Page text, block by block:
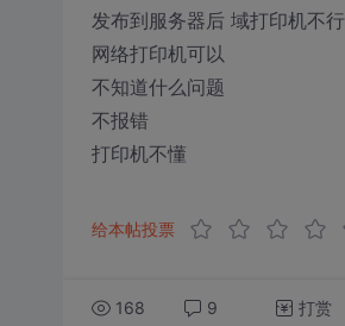
发布到服务器后 域打印机不行
网络打印机可以
不知道什么问题
不报错
打印机不懂
给本帖投票
168 9 打赏